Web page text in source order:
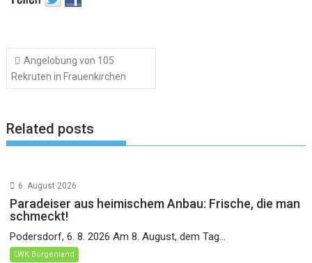
Beitragsnavigation
Angelobung von 105
Rekruten in Frauenkirchen
Related posts
6. August 2026
Paradeiser aus heimischem Anbau: Frische, die man
schmeckt!
Podersdorf, 6. 8. 2026 Am 8. August, dem Tag...
LWK Burgenland